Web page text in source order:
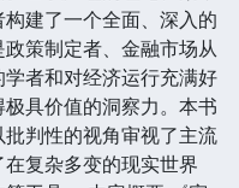
建了一个全面、深入的
策制定者、金融市场从
者和对经济运行充满好
具价值的洞察力。本书
判性的视角审视了主流
复杂多变的现实世界